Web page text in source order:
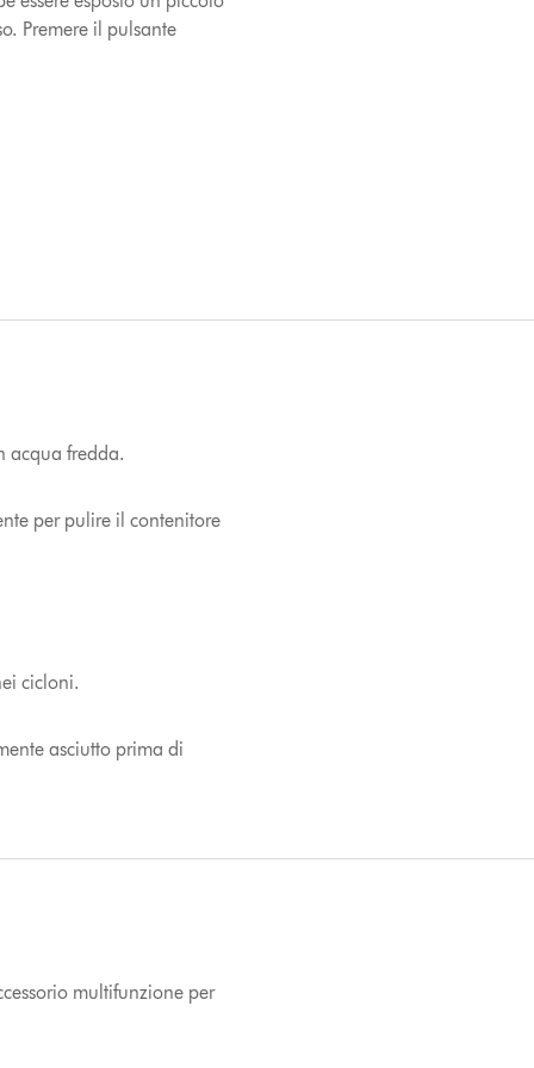
Premere il pulsante
acqua fredda.
per pulire il contenitore
cicloni.
asciutto prima di
multifunzione per